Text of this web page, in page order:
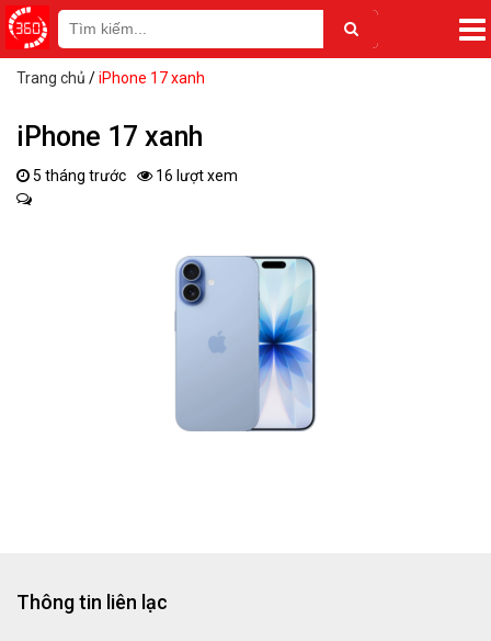
Trang chủ /iPhone 17 xanh
iPhone 17 xanh
5 tháng trước 16 lượt xem
Thông tin liên lạc